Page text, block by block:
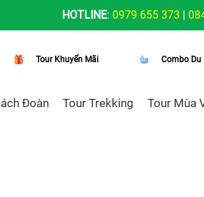
HOTLINE: 0979 655 373 |
Tour Khuyến Mãi Combo Du
Đoàn Tour Trekking Tour Mùa